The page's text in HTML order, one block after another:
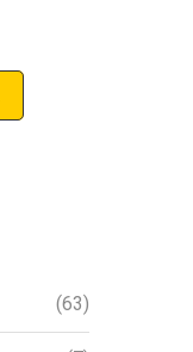
(63)